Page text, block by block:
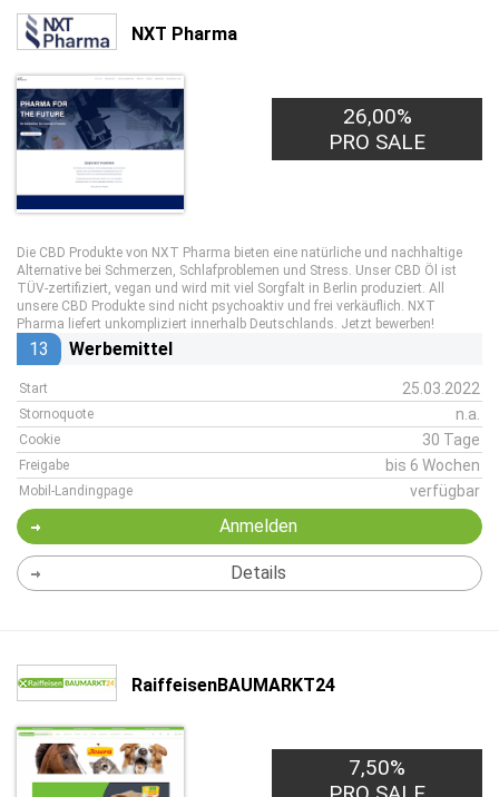
NXT Pharma
26,00%
PRO SALE
Die CBD Produkte von NXT Pharma bieten eine natürliche und nachhaltige
Alternative bei Schmerzen, Schlafproblemen und Stress. Unser CBD Öl ist
TÜV-zertifiziert, vegan und wird mit viel Sorgfalt in Berlin produziert. All
unsere CBD Produkte sind nicht psychoaktiv und frei verkäuflich. NXT
Pharma liefert unkompliziert innerhalb Deutschlands. Jetzt bewerben!
13 Werbemittel
Start 25.03.2022
Stornoquote n.a.
Cookie 30 Tage
Freigabe bis 6 Wochen
Mobil-Landingpage verfügbar
Anmelden
Details
RaiffeisenBAUMARKT24
7,50%